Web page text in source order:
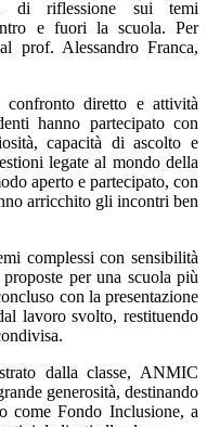
di riflessione sui temi
e fuori la scuola. Per
prof. Alessandro Franca,
confronto diretto e attività
hanno partecipato con
capacità di ascolto e
legate al mondo della
aperto e partecipato, con
arricchito gli incontri ben
complessi con sensibilità
per una scuola più
con la presentazione
lavoro svolto, restituendo
dalla classe, ANMIC
generosità, destinando
come Fondo Inclusione, a